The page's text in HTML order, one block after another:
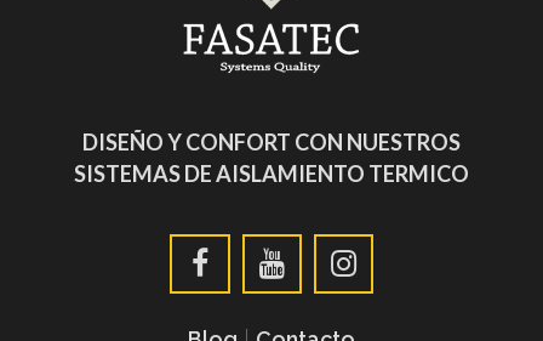
DISEÑO Y CONFORT CON NUESTROS
SISTEMAS DE AISLAMIENTO TERMICO